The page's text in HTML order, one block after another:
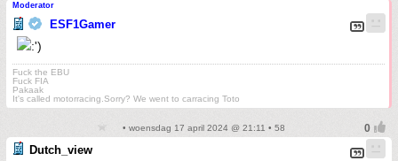
Moderator
ESF1Gamer
Fuck the EBU
Fuck FIA
Pakaak
It's called motorracing.Sorry? We went to carracing Toto
• woensdag 17 april 2024 @ 21:11 • 58
Dutch_view